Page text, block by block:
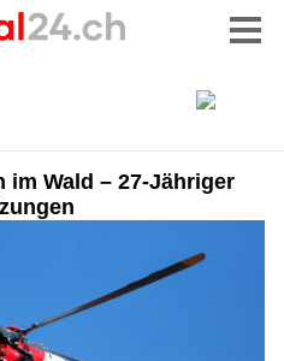
Wald – 27-Jähriger